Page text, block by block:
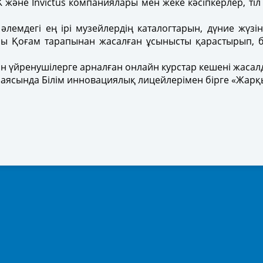
ең ірі музейлердің каталогтарын, дүние
Қоғам тарапынан жасалған ұсынысты
үйренушілерге арналған онлайн курстар кешені
Білім инновациялық лицейлерімен бірге